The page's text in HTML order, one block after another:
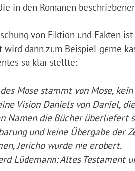
in den Romanen
von Fiktion und Fakten
wird dann zum Beispiel gerne
so klar stellte:
Mose stammt von Mose,
Vision Daniels von Daniel,
Namen die Bücher überliefert
und keine Übergabe der
Jericho wurde nie erobert.
Lüdemann: Altes Testament